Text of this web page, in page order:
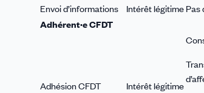
Envoi d’informations
Intérêt légitime Pas
Adhérent·e CFDT
Adhésion CFDT Intérêt légitime